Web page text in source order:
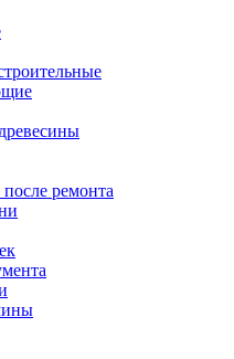
ремонта